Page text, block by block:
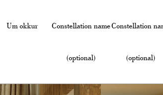
Um okkur Constellation name
(optional)
Constellation
(optional)